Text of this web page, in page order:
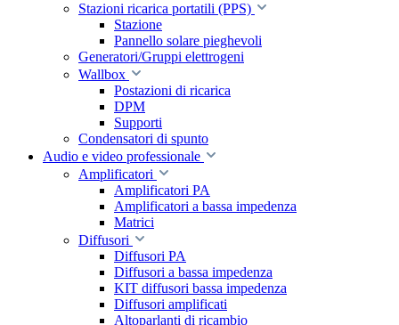
Stazioni ricarica portatili (PPS)
Stazione
Pannello solare pieghevoli
Generatori/Gruppi elettrogeni
Wallbox
Postazioni di ricarica
DPM
Supporti
Condensatori di spunto
Audio e video professionale
Amplificatori
Amplificatori PA
Amplificatori a bassa impedenza
Matrici
Diffusori
Diffusori PA
Diffusori a bassa impedenza
KIT diffusori bassa impedenza
Diffusori amplificati
Altoparlanti di ricambio